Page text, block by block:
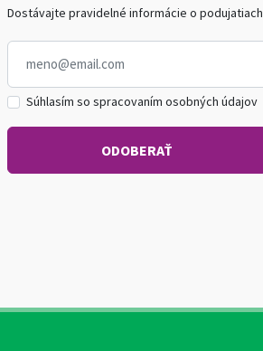
Dostávajte pravidelné informácie o podujatiach
Súhlasím so spracovaním osobných údajov